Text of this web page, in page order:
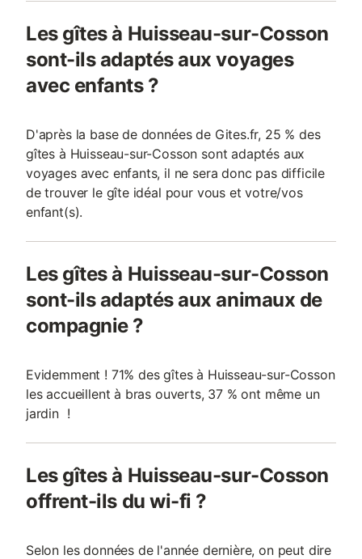
Les gîtes à Huisseau-sur-Cosson
sont-ils adaptés aux voyages
avec enfants ?
D'après la base de données de Gites.fr, 25 % des
gîtes à Huisseau-sur-Cosson sont adaptés aux
voyages avec enfants, il ne sera donc pas difficile
de trouver le gîte idéal pour vous et votre/vos
enfant(s).
Les gîtes à Huisseau-sur-Cosson
sont-ils adaptés aux animaux de
compagnie ?
Evidemment ! 71% des gîtes à Huisseau-sur-Cosson
les accueillent à bras ouverts, 37 % ont même un
jardin !
Les gîtes à Huisseau-sur-Cosson
offrent-ils du wi-fi ?
Selon les données de l'année dernière, on peut dire